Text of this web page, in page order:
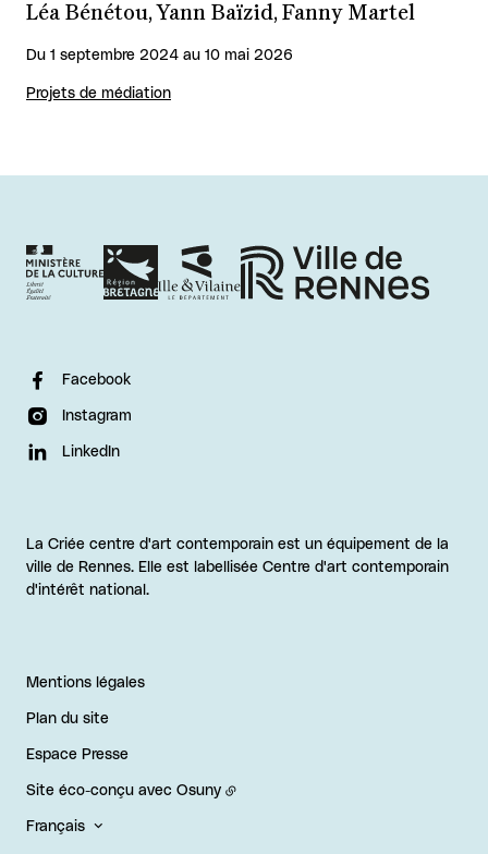
Léa Bénétou, Yann Baïzid, Fanny Martel
Du 1 septembre 2024 au 10 mai 2026
Projets de médiation
Facebook
Instagram
LinkedIn
La Criée centre d'art contemporain est un équipement de la
ville de Rennes. Elle est labellisée Centre d'art contemporain
d'intérêt national.
Mentions légales
Plan du site
Espace Presse
Site éco-conçu avec Osuny
Français